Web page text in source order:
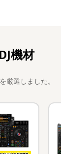
機材
厳選しました。